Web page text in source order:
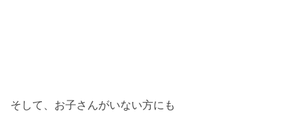
そして、お子さんがいない方にも